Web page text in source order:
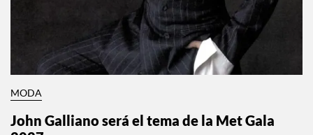
MODA
John Galliano será el tema de la Met Gala